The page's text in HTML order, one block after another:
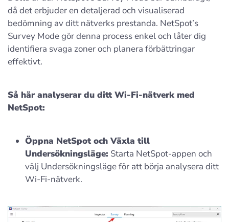
då det erbjuder en detaljerad och visualiserad
bedömning av ditt nätverks prestanda. NetSpot’s
Survey Mode gör denna process enkel och låter dig
identifiera svaga zoner och planera förbättringar
effektivt.
Så här analyserar du ditt Wi-Fi-nätverk med
NetSpot:
Öppna NetSpot och Växla till
Undersökningsläge: Starta NetSpot-appen och
välj Undersökningsläge för att börja analysera ditt
Wi-Fi-nätverk.